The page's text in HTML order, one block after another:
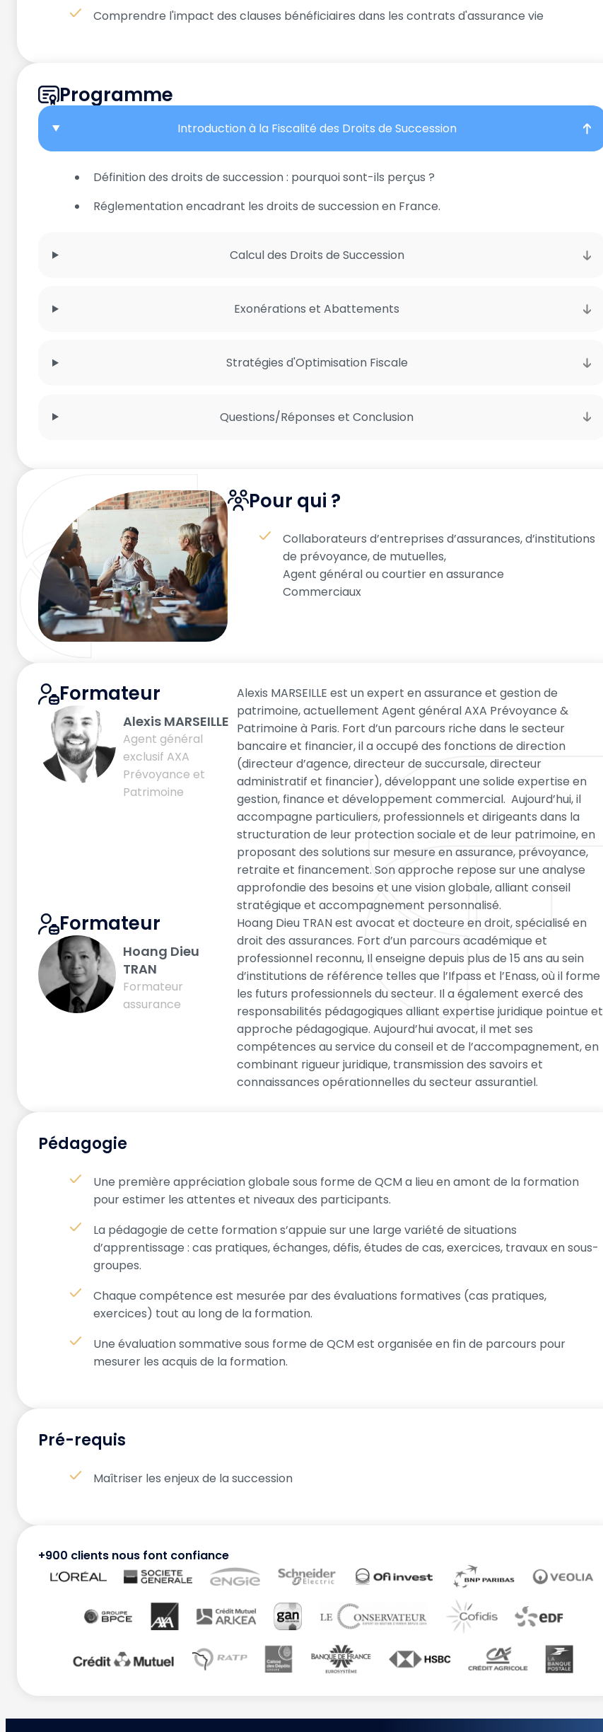
Comprendre l'impact des clauses bénéficiaires dans les contrats d'assurance vie
Programme
Introduction à la Fiscalité des Droits de Succession
Définition des droits de succession : pourquoi sont-ils perçus ?
Réglementation encadrant les droits de succession en France.
Calcul des Droits de Succession
Exonérations et Abattements
Stratégies d'Optimisation Fiscale
Questions/Réponses et Conclusion
Pour qui ?
Collaborateurs d’entreprises d’assurances, d’institutions
de prévoyance, de mutuelles,
Agent général ou courtier en assurance
Commerciaux
Formateur
Alexis MARSEILLE
Agent général
exclusif AXA
Prévoyance et
Patrimoine
Alexis MARSEILLE est un expert en assurance et gestion de
patrimoine, actuellement Agent général AXA Prévoyance &
Patrimoine à Paris. Fort d’un parcours riche dans le secteur
bancaire et financier, il a occupé des fonctions de direction
(directeur d’agence, directeur de succursale, directeur
administratif et financier), développant une solide expertise en
gestion, finance et développement commercial. Aujourd’hui, il
accompagne particuliers, professionnels et dirigeants dans la
structuration de leur protection sociale et de leur patrimoine, en
proposant des solutions sur mesure en assurance, prévoyance,
retraite et financement. Son approche repose sur une analyse
approfondie des besoins et une vision globale, alliant conseil
stratégique et accompagnement personnalisé.
Formateur
Hoang Dieu
TRAN
Formateur
assurance
Hoang Dieu TRAN est avocat et docteure en droit, spécialisé en
droit des assurances. Fort d’un parcours académique et
professionnel reconnu, Il enseigne depuis plus de 15 ans au sein
d’institutions de référence telles que l’Ifpass et l’Enass, où il forme
les futurs professionnels du secteur. Il a également exercé des
responsabilités pédagogiques alliant expertise juridique pointue et
approche pédagogique. Aujourd’hui avocat, il met ses
compétences au service du conseil et de l’accompagnement, en
combinant rigueur juridique, transmission des savoirs et
connaissances opérationnelles du secteur assurantiel.
Pédagogie
Une première appréciation globale sous forme de QCM a lieu en amont de la formation
pour estimer les attentes et niveaux des participants.
La pédagogie de cette formation s’appuie sur une large variété de situations
d’apprentissage : cas pratiques, échanges, défis, études de cas, exercices, travaux en sous-
groupes.
Chaque compétence est mesurée par des évaluations formatives (cas pratiques,
exercices) tout au long de la formation.
Une évaluation sommative sous forme de QCM est organisée en fin de parcours pour
mesurer les acquis de la formation.
Pré-requis
Maîtriser les enjeux de la succession
+900 clients nous font confiance